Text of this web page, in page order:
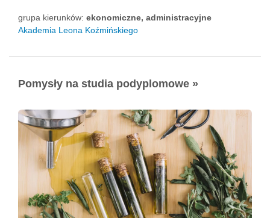
grupa kierunków: ekonomiczne, administracyjne
Akademia Leona Koźmińskiego
Pomysły na studia podyplomowe »